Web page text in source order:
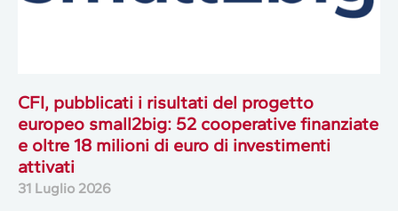
CFI, pubblicati i risultati del progetto
europeo small2big: 52 cooperative finanziate
e oltre 18 milioni di euro di investimenti
attivati
31 Luglio 2026